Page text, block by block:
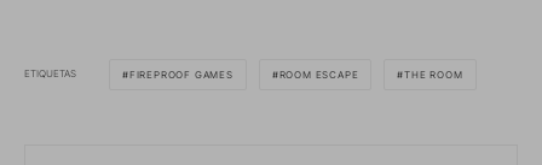
ETIQUETAS FIREPROOF GAMES ROOM ESCAPE THE ROOM